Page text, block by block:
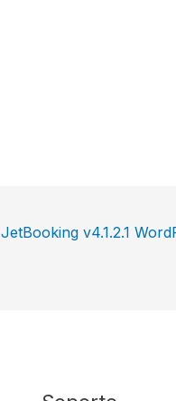
JetBooking v4.1.2.1